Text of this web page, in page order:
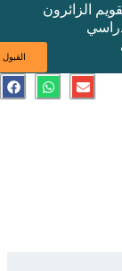
E
W
h
F
a